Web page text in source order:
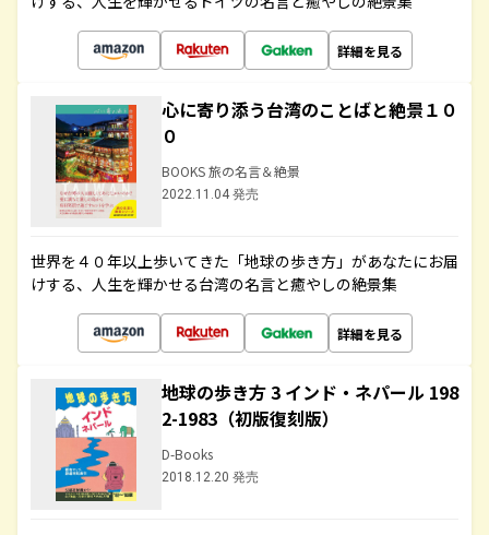
詳細を見る
心に寄り添う台湾のことばと絶景１０
０
BOOKS 旅の名言＆絶景
2022.11.04 発売
世界を４０年以上歩いてきた「地球の歩き方」があなたにお届
けする、人生を輝かせる台湾の名言と癒やしの絶景集
詳細を見る
地球の歩き方 3 インド・ネパール 198
2-1983（初版復刻版）
D-Books
2018.12.20 発売